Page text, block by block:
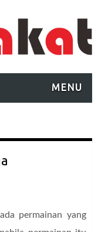
MENU
permainan yang